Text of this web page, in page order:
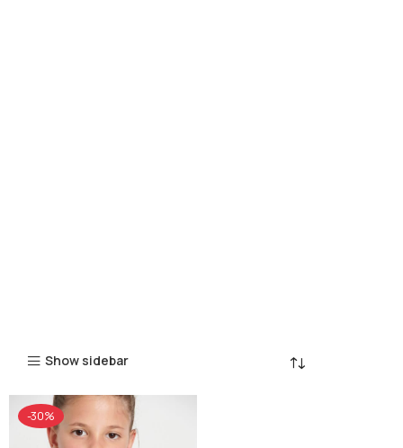
Show sidebar
-30%